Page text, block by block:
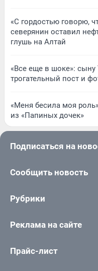
«С гордостью говорю,
северянин оставил
глушь на Алтай
«Все еще в шоке»:
трогательный пост и
«Меня бесила моя
из «Папиных дочек»
Подписаться на
Сообщить новость
Рубрики
Реклама на сайте
Прайс-лист